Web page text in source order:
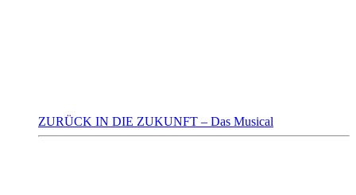
ZURÜCK IN DIE ZUKUNFT – Das Musical